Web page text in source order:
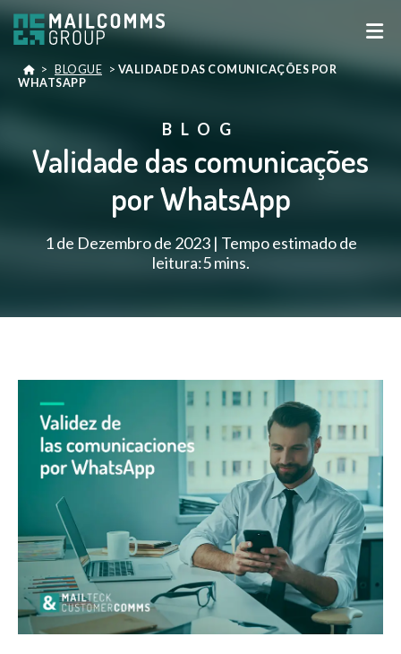
> BLOGUE > VALIDADE DAS COMUNICAÇÕES POR
WHATSAPP
BLOG
Validade das comunicações
por WhatsApp
1 de Dezembro de 2023 | Tempo estimado de
leitura:5 mins.